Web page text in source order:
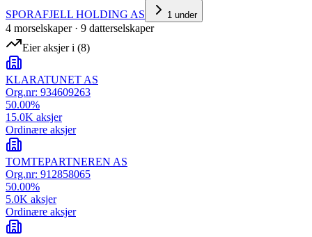
SPORAFJELL HOLDING AS
1 under
4 morselskaper· 9 datterselskaper
Eier aksjer i (8)
KLARATUNET AS
Org.nr: 934609263
50.00%
15.0K aksjer
Ordinære aksjer
TOMTEPARTNEREN AS
Org.nr: 912858065
50.00%
5.0K aksjer
Ordinære aksjer